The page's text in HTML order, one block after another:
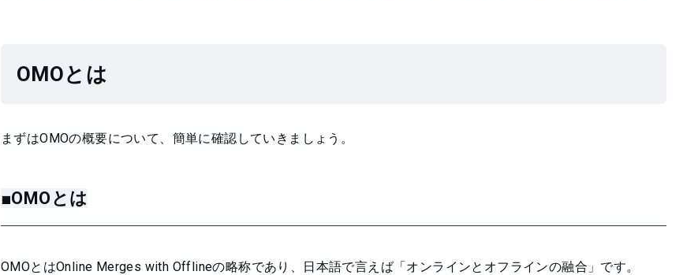
OMOとは
まずはOMOの概要について、簡単に確認していきましょう。
■OMOとは
OMOとはOnline Merges with Offlineの略称であり、日本語で言えば「オンラインとオフラインの融合」です。